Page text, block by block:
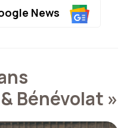
News
Bénévolat »